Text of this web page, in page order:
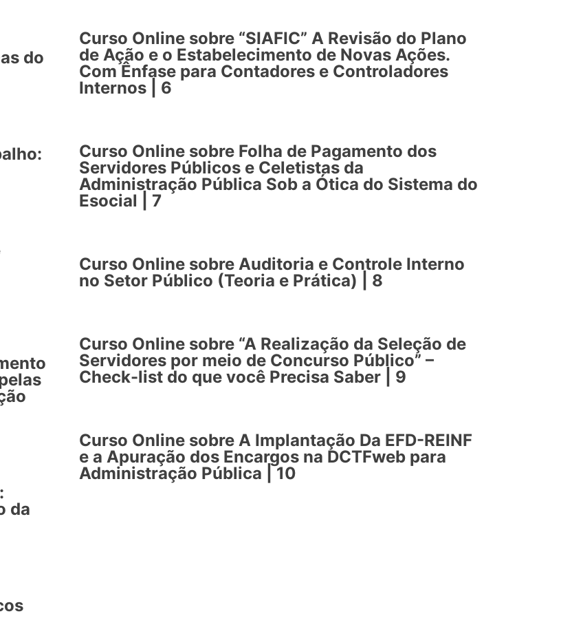
do
da
Curso Online sobre “SIAFIC” A Revisão do Plano
de Ação e o Estabelecimento de Novas Ações.
Com Ênfase para Contadores e Controladores
Internos | 6
Curso Online sobre Folha de Pagamento dos
Servidores Públicos e Celetistas da
Administração Pública Sob a Ótica do Sistema do
Esocial | 7
Curso Online sobre Auditoria e Controle Interno
no Setor Público (Teoria e Prática) | 8
Curso Online sobre “A Realização da Seleção de
Servidores por meio de Concurso Público” –
Check-list do que você Precisa Saber | 9
Curso Online sobre A Implantação Da EFD-REINF
e a Apuração dos Encargos na DCTFweb para
Administração Pública | 10